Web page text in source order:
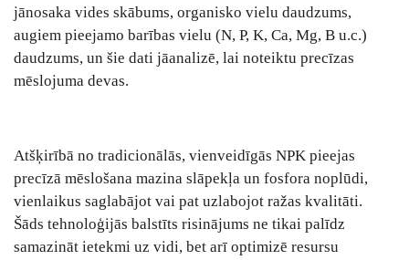
jānosaka vides skābums, organisko vielu daudzums,
augiem pieejamo barības vielu (N, P, K, Ca, Mg, B u.c.)
daudzums, un šie dati jāanalizē, lai noteiktu precīzas
mēslojuma devas.
Atšķirībā no tradicionālās, vienveidīgās NPK pieejas
precīzā mēslošana mazina slāpekļa un fosfora noplūdi,
vienlaikus saglabājot vai pat uzlabojot ražas kvalitāti.
Šāds tehnoloģijās balstīts risinājums ne tikai palīdz
samazināt ietekmi uz vidi, bet arī optimizē resursu